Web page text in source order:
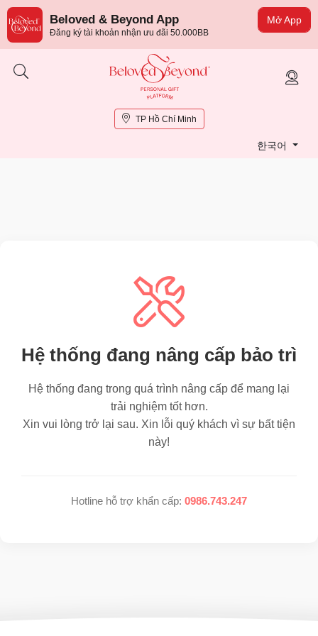
Mở App
Beloved & Beyond App
Đăng ký tài khoản nhận ưu đãi 50.000BB
TP Hồ Chí Minh
한국어
Hệ thống đang nâng cấp bảo trì
Hệ thống đang trong quá trình nâng cấp để mang lại
trải nghiệm tốt hơn.
Xin vui lòng trở lại sau. Xin lỗi quý khách vì sự bất tiện
này!
Hotline hỗ trợ khẩn cấp: 0986.743.247